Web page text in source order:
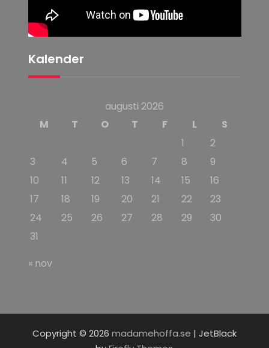
Kalender
augusti 2026
M
T O T F L
S
1
2
3
4 5 6 7 8
9
10
11 12 13 14 15
16
17
18 19 20 21 22
23
24
25 26 27 28 29
30
31
« nov
Copyright © 2026 madamehoffa.se | JetBlack